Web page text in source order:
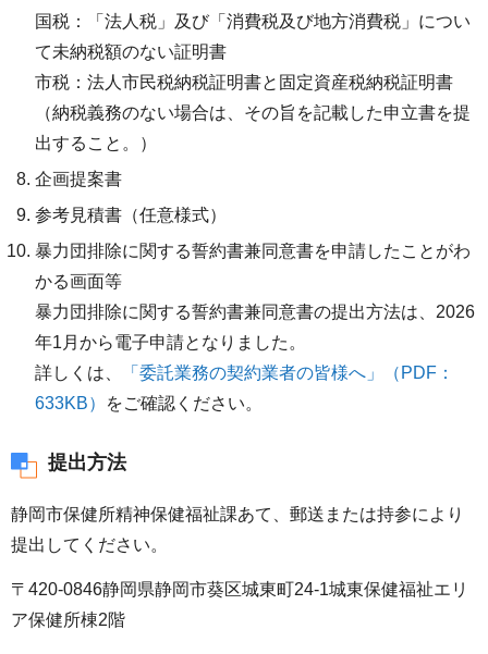
国税：「法人税」及び「消費税及び地方消費税」につい
て未納税額のない証明書
市税：法人市民税納税証明書と固定資産税納税証明書
（納税義務のない場合は、その旨を記載した申立書を提
出すること。）
企画提案書
参考見積書（任意様式）
暴力団排除に関する誓約書兼同意書を申請したことがわ
かる画面等
暴力団排除に関する誓約書兼同意書の提出方法は、2026
年1月から電子申請となりました。
詳しくは、
「委託業務の契約業者の皆様へ」（PDF：
633KB）
をご確認ください。
提出方法
静岡市保健所精神保健福祉課あて、郵送または持参により
提出してください。
〒420-0846静岡県静岡市葵区城東町24-1城東保健福祉エリ
ア保健所棟2階